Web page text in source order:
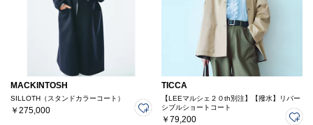
MACKINTOSH
SILLOTH（スタンドカラーコート）
￥275,000
TICCA
【LEEマルシェ２０th別注】【撥水】リバー
シブルショートコート
￥79,200